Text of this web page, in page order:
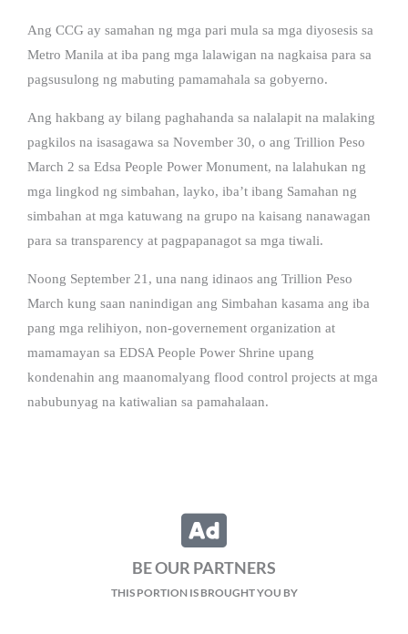
Ang CCG ay samahan ng mga pari mula sa mga diyosesis sa
Metro Manila at iba pang mga lalawigan na nagkaisa para sa
pagsusulong ng mabuting pamamahala sa gobyerno.
Ang hakbang ay bilang paghahanda sa nalalapit na malaking
pagkilos na isasagawa sa November 30, o ang Trillion Peso
March 2 sa Edsa People Power Monument, na lalahukan ng
mga lingkod ng simbahan, layko, iba’t ibang Samahan ng
simbahan at mga katuwang na grupo na kaisang nanawagan
para sa transparency at pagpapanagot sa mga tiwali.
Noong September 21, una nang idinaos ang Trillion Peso
March kung saan nanindigan ang Simbahan kasama ang iba
pang mga relihiyon, non-governement organization at
mamamayan sa EDSA People Power Shrine upang
kondenahin ang maanomalyang flood control projects at mga
nabubunyag na katiwalian sa pamahalaan.
BE OUR PARTNERS
THIS PORTION IS BROUGHT YOU BY